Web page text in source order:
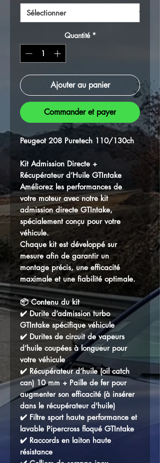
Quantité *
Ajouter au panier
Commander et payer
Peugeot 208 Puretech 110/130ch
Kit Admission Directe +
Récupérateur d’Huile GTIntake
Améliorez les performances de
votre moteur avec notre kit
admission directe GTIntake,
spécialement conçu pour votre
véhicule.
Chaque kit est développé sur
mesure afin de garantir un
montage précis, une efficacité
maximale et une fiabilité optimale.
📦 Contenu du kit
✔️ Durite d’admission turbo
GTIntake spécifique véhicule
✔️ Durites de circuit de vapeurs
d’huile coupées à longueur pour
votre véhicule
✔️ Récupérateur d’huile (oil catch
can) 10 mm + Paille de fer pour
augmenter son efficacité (à insérer
dans le récupérateur d'huile)
✔️ Filtre sport haute performance et
lavable Pipercross floqué GTIntake
✔️ Raccords en laiton haute
résistance